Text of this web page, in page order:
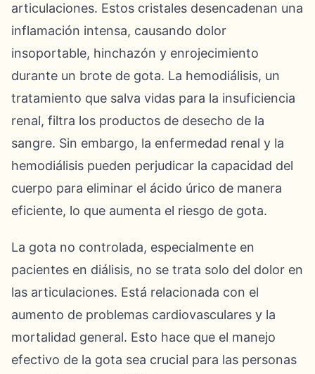
articulaciones. Estos cristales desencadenan una
inflamación intensa, causando dolor
insoportable, hinchazón y enrojecimiento
durante un brote de gota. La hemodiálisis, un
tratamiento que salva vidas para la insuficiencia
renal, filtra los productos de desecho de la
sangre. Sin embargo, la enfermedad renal y la
hemodiálisis pueden perjudicar la capacidad del
cuerpo para eliminar el ácido úrico de manera
eficiente, lo que aumenta el riesgo de gota.
La gota no controlada, especialmente en
pacientes en diálisis, no se trata solo del dolor en
las articulaciones. Está relacionada con el
aumento de problemas cardiovasculares y la
mortalidad general. Esto hace que el manejo
efectivo de la gota sea crucial para las personas